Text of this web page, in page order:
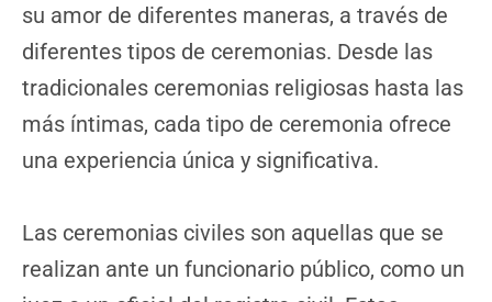
su amor de diferentes maneras, a través de
diferentes tipos de ceremonias. Desde las
tradicionales ceremonias religiosas hasta las
más íntimas, cada tipo de ceremonia ofrece
una experiencia única y significativa.
Las ceremonias civiles son aquellas que se
realizan ante un funcionario público, como un